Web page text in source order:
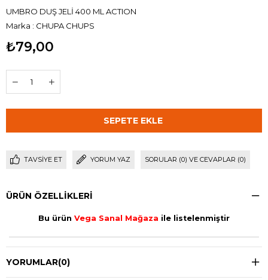
UMBRO DUŞ JELİ 400 ML ACTION
Marka : CHUPA CHUPS
₺79,00
TAVSIYE ET YORUM YAZ SORULAR (0) VE CEVAPLAR (0)
ÜRÜN ÖZELLIKLERI
Bu ürün Vega Sanal Mağaza ile listelenmiştir
YORUMLAR(0)